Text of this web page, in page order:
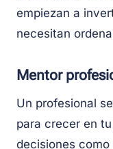
empiezan a
necesitan
Mentor
Un profesional
para crecer en
decisiones